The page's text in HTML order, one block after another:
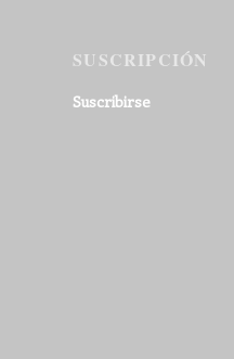
SUSCRIPCIÓN
Suscribirse